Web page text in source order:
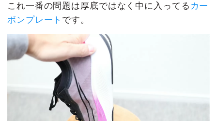
これ一番の問題は厚底ではなく中に入ってる カー
ボンプレート です。